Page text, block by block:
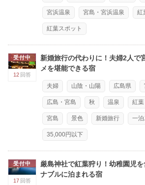
宮浜温泉 宮島・宮浜温泉 紅
紅葉スポット
受付中
12 回答
新婚旅行の代わりに！夫婦2人で
メを堪能できる宿
夫婦 山陰・山陽 広島県
広島・宮島 秋 温泉 紅葉
宮島 景色 新婚旅行 一泊
35,000円以下
受付中
17 回答
厳島神社で紅葉狩り！幼稚園児
ナブルに泊まれる宿